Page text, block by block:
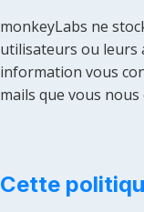
monkeyLabs ne
utilisateurs ou leurs
information vous
mails que vous nous
Cette